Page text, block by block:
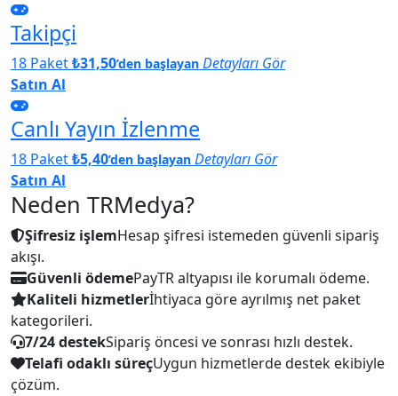
Takipçi
18 Paket₺31,50’den başlayan Detayları Gör
Satın Al
Canlı Yayın İzlenme
18 Paket₺5,40’den başlayan Detayları Gör
Satın Al
Neden TRMedya?
Şifresiz işlemHesap şifresi istemeden güvenli sipariş
akışı.
Güvenli ödemePayTR altyapısı ile korumalı ödeme.
Kaliteli hizmetlerİhtiyaca göre ayrılmış net paket
kategorileri.
7/24 destekSipariş öncesi ve sonrası hızlı destek.
Telafi odaklı süreçUygun hizmetlerde destek ekibiyle
çözüm.